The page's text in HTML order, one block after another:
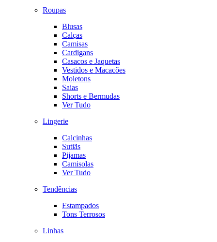
Roupas
Blusas
Calças
Camisas
Cardigans
Casacos e Jaquetas
Vestidos e Macacões
Moletons
Saias
Shorts e Bermudas
Ver Tudo
Lingerie
Calcinhas
Sutiãs
Pijamas
Camisolas
Ver Tudo
Tendências
Estampados
Tons Terrosos
Linhas